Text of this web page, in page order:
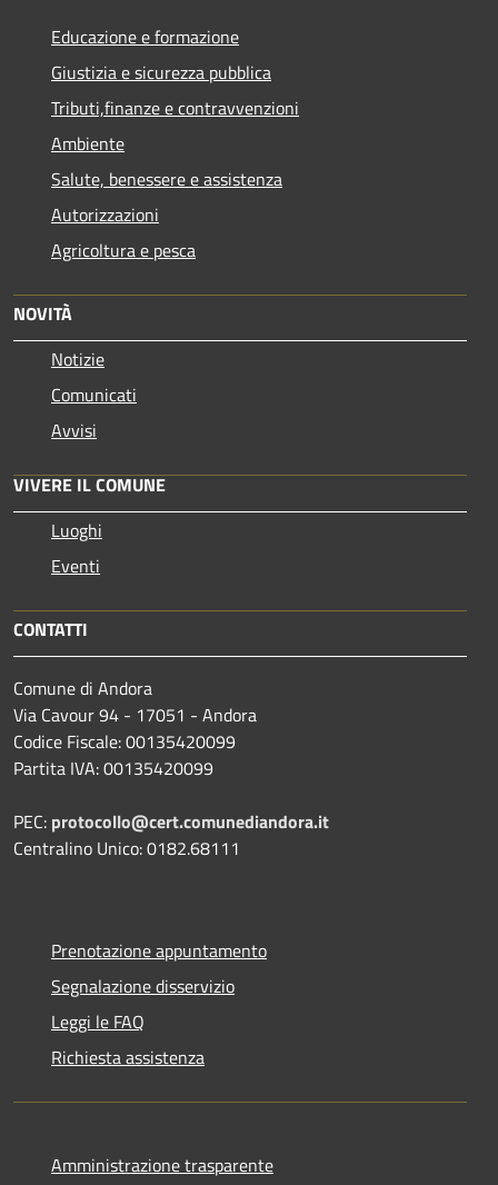
Educazione e formazione
Giustizia e sicurezza pubblica
Tributi,finanze e contravvenzioni
Ambiente
Salute, benessere e assistenza
Autorizzazioni
Agricoltura e pesca
NOVITÀ
Notizie
Comunicati
Avvisi
VIVERE IL COMUNE
Luoghi
Eventi
CONTATTI
Comune di Andora
Via Cavour 94 - 17051 - Andora
Codice Fiscale: 00135420099
Partita IVA: 00135420099
PEC: protocollo@cert.comunediandora.it
Centralino Unico: 0182.68111
Prenotazione appuntamento
Segnalazione disservizio
Leggi le FAQ
Richiesta assistenza
Amministrazione trasparente